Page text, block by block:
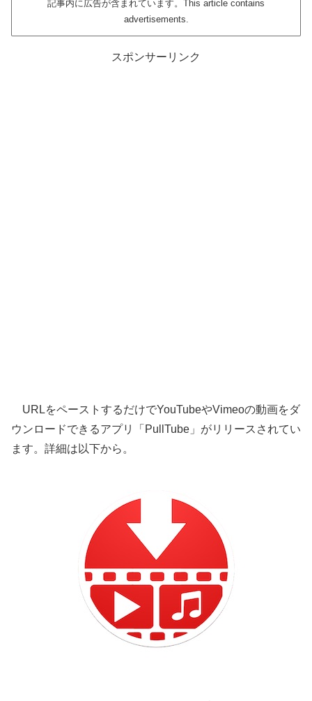
記事内に広告が含まれています。This article contains
advertisements.
スポンサーリンク
URLをペーストするだけでYouTubeやVimeoの動画をダ
ウンロードできるアプリ「PullTube」がリリースされてい
ます。詳細は以下から。